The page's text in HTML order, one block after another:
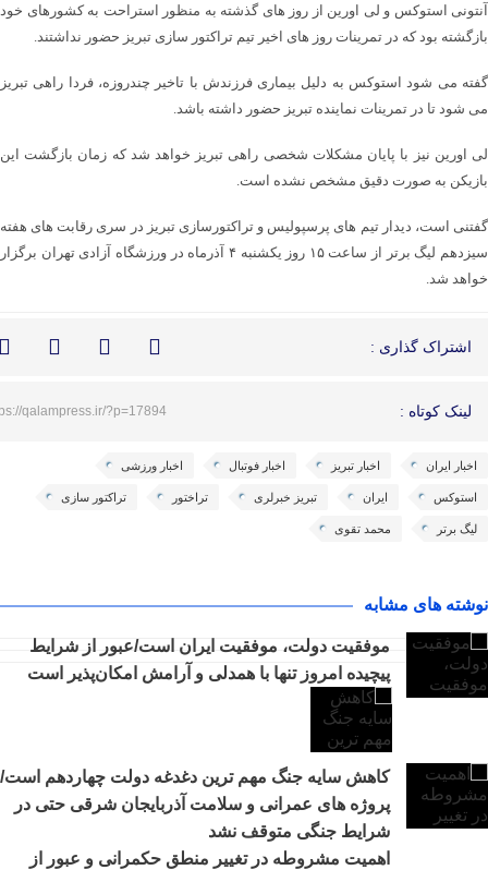
آنتونی استوکس و لی اورین از روز های گذشته به منظور استراحت به کشورهای خود
بازگشته بود که در تمرینات روز های اخیر تیم تراکتور سازی تبریز حضور نداشتند.
گفته می شود استوکس به دلیل بیماری فرزندش با تاخیر چندروزه، فردا راهی تبریز
می شود تا در تمرینات نماینده تبریز حضور داشته باشد.
لی اورین نیز با پایان مشکلات شخصی راهی تبریز خواهد شد که زمان بازگشت این
بازیکن به صورت دقیق مشخص نشده است.
گفتنی است، دیدار تیم های پرسپولیس و تراکتورسازی تبریز در سری رقابت های هفته
سیزدهم لیگ برتر از ساعت ۱۵ روز یکشنبه ۴ آذرماه در ورزشگاه آزادی تهران برگزار
خواهد شد.
اشتراک گذاری :
لینک کوتاه : qalampress.ir/?p=17894
اخبار ایران اخبار تبریز اخبار فوتبال اخبار ورزشی
استوکس ایران تبریز خبرلری تراختور تراکتور سازی
لیگ برتر محمد تقوی
نوشته های مشابه
موفقیت دولت، موفقیت ایران است/عبور از شرایط
پیچیده امروز تنها با همدلی و آرامش امکان‌پذیر است
کاهش سایه جنگ مهم ‌ترین دغدغه دولت چهاردهم است/
پروژه ‌های عمرانی و سلامت آذربایجان شرقی حتی در
شرایط جنگی متوقف نشد
اهمیت مشروطه در تغییر منطق حکمرانی و عبور از